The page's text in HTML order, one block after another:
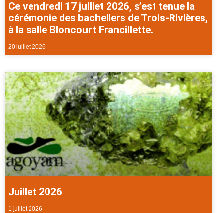
Ce vendredi 17 juillet 2026, s’est tenue la
cérémonie des bacheliers de Trois-Rivières,
à la salle Bloncourt Francillette.
20 juillet 2026
Juillet 2026
1 juillet 2026